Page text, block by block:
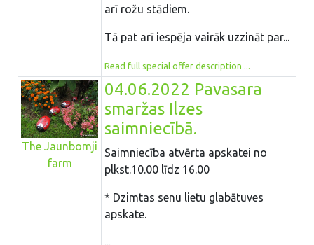
arī rožu stādiem.
Tā pat arī iespēja vairāk uzzināt par...
Read full special offer description ...
The Jaunbomji
farm
04.06.2022 Pavasara
smaržas Ilzes
saimniecībā.
Saimniecība atvērta apskatei no
plkst.10.00 līdz 16.00
* Dzimtas senu lietu glabātuves
apskate.
...